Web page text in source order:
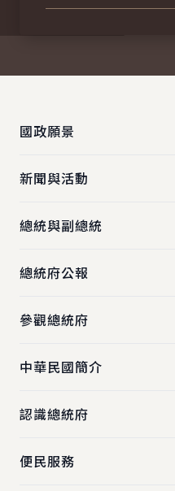
國政願景
新聞與活動
總統與副總統
總統府公報
參觀總統府
中華民國簡介
認識總統府
便民服務